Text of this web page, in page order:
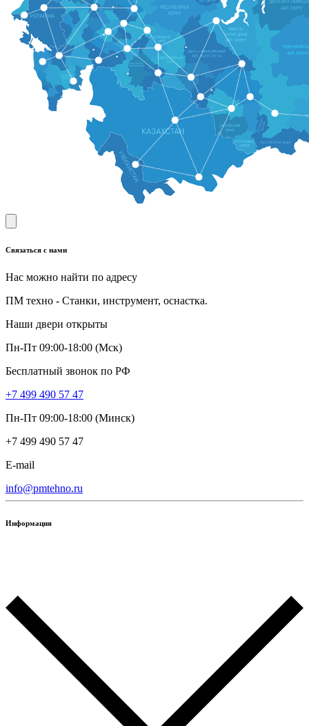
Связаться с нами
Нас можно найти по адресу
ПМ техно - Станки, инструмент, оснастка.
Наши двери открыты
Пн-Пт 09:00-18:00 (Мск)
Бесплатный звонок по РФ
+7 499 490 57 47
Пн-Пт 09:00-18:00 (Минск)
+7 499 490 57 47
E-mail
info@pmtehno.ru
Информация